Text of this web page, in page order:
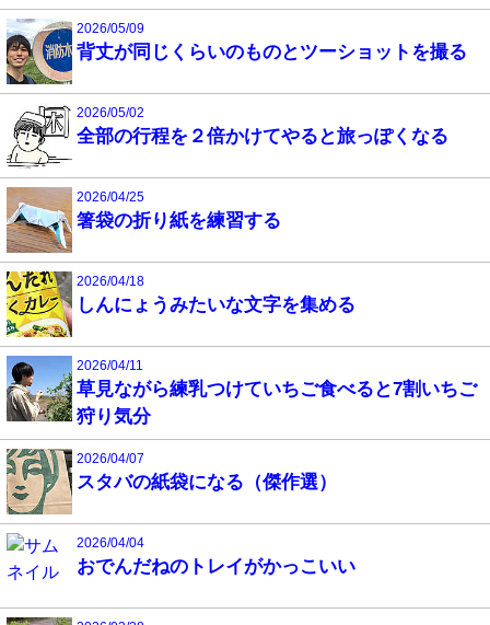
2026/05/09
背丈が同じくらいのものとツーショットを撮る
2026/05/02
全部の行程を２倍かけてやると旅っぽくなる
2026/04/25
箸袋の折り紙を練習する
2026/04/18
しんにょうみたいな文字を集める
2026/04/11
草見ながら練乳つけていちご食べると7割いちご
狩り気分
2026/04/07
スタバの紙袋になる（傑作選）
2026/04/04
おでんだねのトレイがかっこいい